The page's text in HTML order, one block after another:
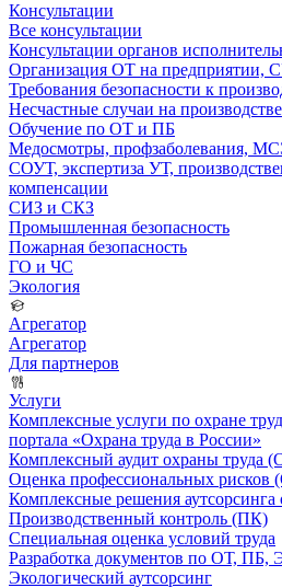
Консультации
Все консультации
Консультации органов
Организация ОТ на предприятии,
Требования безопасности к
Несчастные случаи на производстве
Обучение по ОТ и ПБ
Медосмотры, профзаболевания,
СОУТ, экспертиза УТ,
компенсации
СИЗ и СКЗ
Промышленная безопасность
Пожарная безопасность
ГО и ЧС
Экология
Агрегатор
Агрегатор
Для партнеров
Услуги
Комплексные услуги по охране
портала «Охрана труда в России»
Комплексный аудит охраны труда
Оценка профессиональных рисков
Комплексные решения аутсорсинга
Производственный контроль (ПК)
Специальная оценка условий труда
Разработка документов по ОТ, ПБ,
Экологический аутсорсинг